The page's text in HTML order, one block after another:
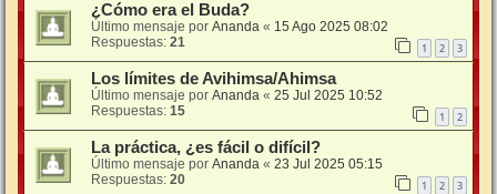
¿Cómo era el Buda?
Último mensaje por Ananda « 15 Ago 2025 08:02
Respuestas: 21 1 2 3
Los límites de Avihimsa/Ahimsa
Último mensaje por Ananda « 25 Jul 2025 10:52
Respuestas: 15 1 2
La práctica, ¿es fácil o difícil?
Último mensaje por Ananda « 23 Jul 2025 05:15
Respuestas: 20 1 2 3